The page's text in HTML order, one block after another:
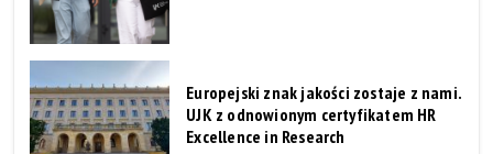
Europejski znak jakości zostaje z nami.
UJK z odnowionym certyfikatem HR
Excellence in Research